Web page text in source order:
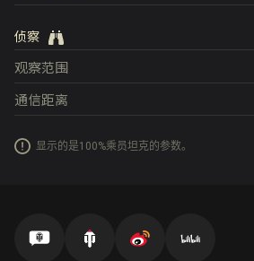
侦察
观察范围
通信距离
显示的是100%乘员坦克的参数。